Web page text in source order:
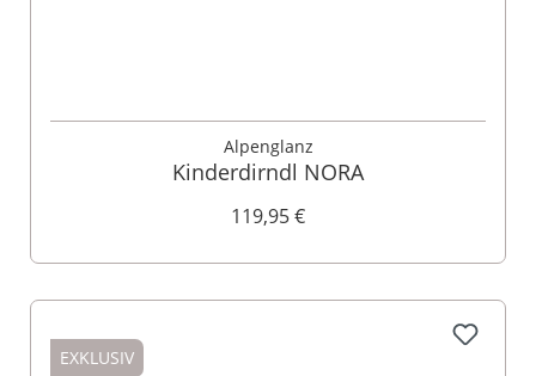
Alpenglanz
Kinderdirndl NORA
119,95 €
EXKLUSIV